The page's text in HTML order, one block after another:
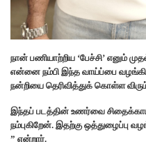
நான் பணியாற்றிய ‘பேச்சி’ எனும்
என்னை நம்பி இந்த வாய்ப்பை
நன்றியை தெரிவித்துக் கொள்ள
இந்தப் படத்தின் உணர்வை
நம்புகிறேன். இதற்கு ஒத்துழைப்பு
” என்றார்.